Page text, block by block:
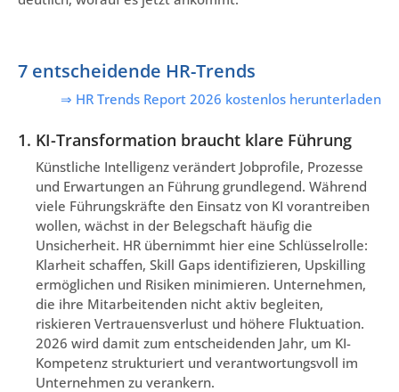
7 entscheidende HR-Trends
⇒ HR Trends Report 2026 kostenlos herunterladen
1. KI-Transformation braucht klare Führung
Künstliche Intelligenz verändert Jobprofile, Prozesse
und Erwartungen an Führung grundlegend. Während
viele Führungskräfte den Einsatz von KI vorantreiben
wollen, wächst in der Belegschaft häufig die
Unsicherheit. HR übernimmt hier eine Schlüsselrolle:
Klarheit schaffen, Skill Gaps identifizieren, Upskilling
ermöglichen und Risiken minimieren. Unternehmen,
die ihre Mitarbeitenden nicht aktiv begleiten,
riskieren Vertrauensverlust und höhere Fluktuation.
2026 wird damit zum entscheidenden Jahr, um KI-
Kompetenz strukturiert und verantwortungsvoll im
Unternehmen zu verankern.